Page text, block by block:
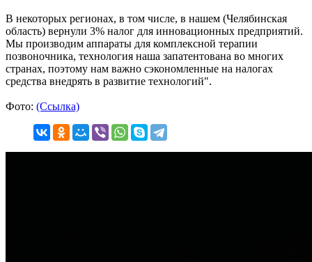
В некоторых регионах, в том числе, в нашем (Челябинская
область) вернули 3% налог для инновационных предприятий.
Мы производим аппараты для комплексной терапии
позвоночника, технология наша запатентована во многих
странах, поэтому нам важно сэкономленные на налогах
средства внедрять в развитие технологий".
Фото: (Ссылка)